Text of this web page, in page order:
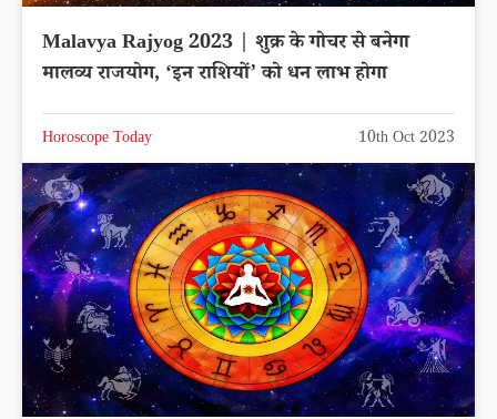
Malavya Rajyog 2023 | शुक्र के गोचर से बनेगा
मालव्य राजयोग, ‘इन राशियों’ को धन लाभ होगा
Horoscope Today 10th Oct 2023